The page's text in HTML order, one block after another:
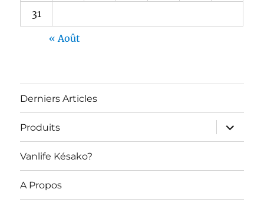
31
« Août
Derniers Articles
Produits
ouvrir
le
sous-
Vanlife Késako?
A Propos